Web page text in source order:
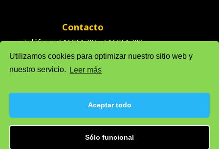
Utilizamos cookies para optimizar nuestro sitio web y
nuestro servicio.
Leer más
Aceptar todo
Sólo funcional
Contacto
Teléfonos 616951796 · 616951793
Ventas: solufredo@gmail.com
Política de privacidad